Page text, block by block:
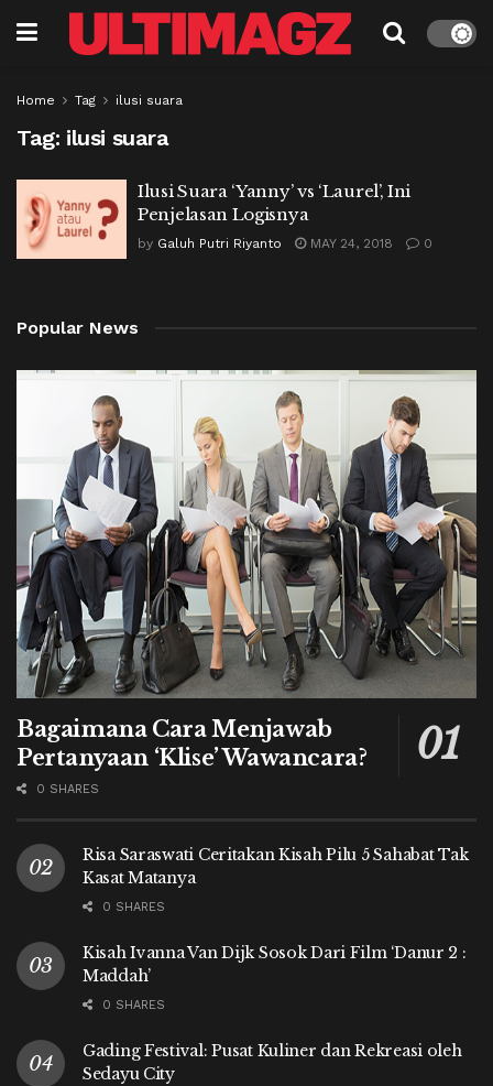
Home Tag ilusi suara
Tag: ilusi suara
Ilusi Suara ‘Yanny’ vs ‘Laurel’, Ini
Penjelasan Logisnya
by Galuh Putri Riyanto MAY 24, 2018 0
Popular News
Bagaimana Cara Menjawab
Pertanyaan ‘Klise’ Wawancara?
0 SHARES
Risa Saraswati Ceritakan Kisah Pilu 5 Sahabat Tak
Kasat Matanya
0 SHARES
Kisah Ivanna Van Dijk Sosok Dari Film ‘Danur 2 :
Maddah’
0 SHARES
Gading Festival: Pusat Kuliner dan Rekreasi oleh
Sedayu City